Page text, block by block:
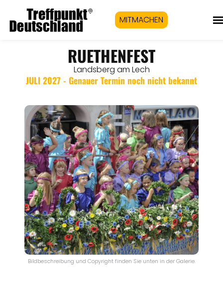
MITMACHEN
RUETHENFEST
Landsberg am Lech
JULI 2027 - Genauer Termin noch nicht bekannt
Bildbeschreibung und Copyright finden Sie unten in der Galerie.